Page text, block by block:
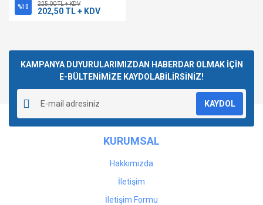
%10 225,00 TL + KDV
202,50 TL + KDV
KAMPANYA DUYURULARIMIZDAN HABERDAR OLMAK İÇİN
E-BÜLTENİMİZE KAYDOLABİLİRSİNİZ!
KAYDOL
KURUMSAL
Hakkımızda
İletişim
İletişim Formu